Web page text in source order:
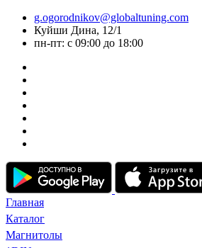
g.ogorodnikov@globaltuning.com
Куйши Дина, 12/1
пн-пт: с 09:00 до 18:00
Главная
Каталог
Магнитолы